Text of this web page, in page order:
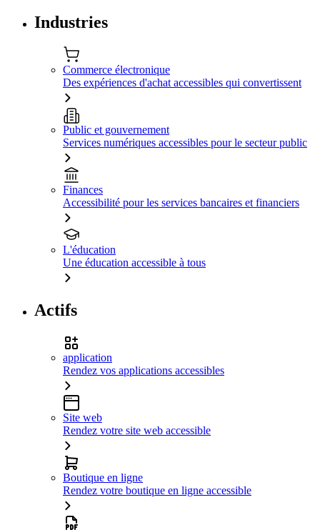
Industries
Commerce électronique
Des expériences d'achat accessibles qui convertissent
Public et gouvernement
Services numériques accessibles pour le secteur public
Finances
Accessibilité pour les services bancaires et financiers
L'éducation
Une éducation accessible à tous
Actifs
application
Rendez vos applications accessibles
Site web
Rendez votre site web accessible
Boutique en ligne
Rendez votre boutique en ligne accessible